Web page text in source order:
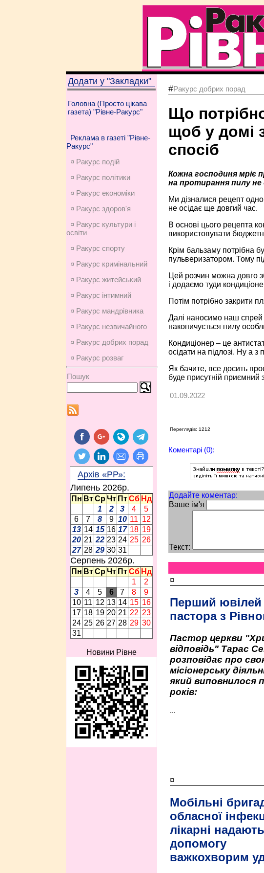
Додати у "Закладки"
Головна (Просто цікава
газета) "Рівне-Ракурс"
Реклама в газеті "Рівне-
Ракурс"
¤ Ракурс подій
¤ Ракурс політики
¤ Ракурс економiки
¤ Ракурс здоров'я
¤ Ракурс культури і
освіти
¤ Ракурс спорту
¤ Ракурс кримінальний
¤ Ракурс житейський
¤ Ракурс інтимний
¤ Ракурс мандрівника
¤ Ракурс незвичайного
¤ Ракурс добрих порад
¤ Ракурс розваг
Пошук
Архів «РР»:
Липень 2026p.
Пн Вт Ср Чт Пт Сб Нд
1
2 3 4
5
6
7 8 9 10 11 12
13 14 15 16 17 18 19
20 21 22 23 24 25 26
27 28 29 30 31
Серпень 2026p.
Пн Вт Ср Чт Пт Сб Нд
1
2
3
4 5 6 7 8
9
10 11 12 13 14 15 16
17 18 19 20 21 22 23
24 25 26 27 28 29 30
31
Новини Рівне
#Ракурс добрих порад
Що
щоб у домі
спосіб
Кожна господиня мріє
на протирання пилу не
Ми дізналися рецепт
не осідає ще довгий час.
В основі цього рецепта
використовувати
Крім бальзаму потрібна
пульверизатором. Тому
Цей розчин можна довго
і додаємо туди
Потім потрібно закрити
Далі наносимо наш спрей
накопичується пилу
Кондиціонер – це
осідати на підлозі. Ну а
Як бачите, все досить
буде присутній приємний
01.09.2022
Переглядів: 1212
Коментарі (0):
Додайте коментар:
Ваше ім'я
Текст:
¤
Перший ювілей
пастора з
Пастор церкви
відповідь" Тарас
розповідає про
місіонерську
який виповнилося
років:
...
¤
Мобільні
обласної
лікарні надають
допомогу
важкохворим